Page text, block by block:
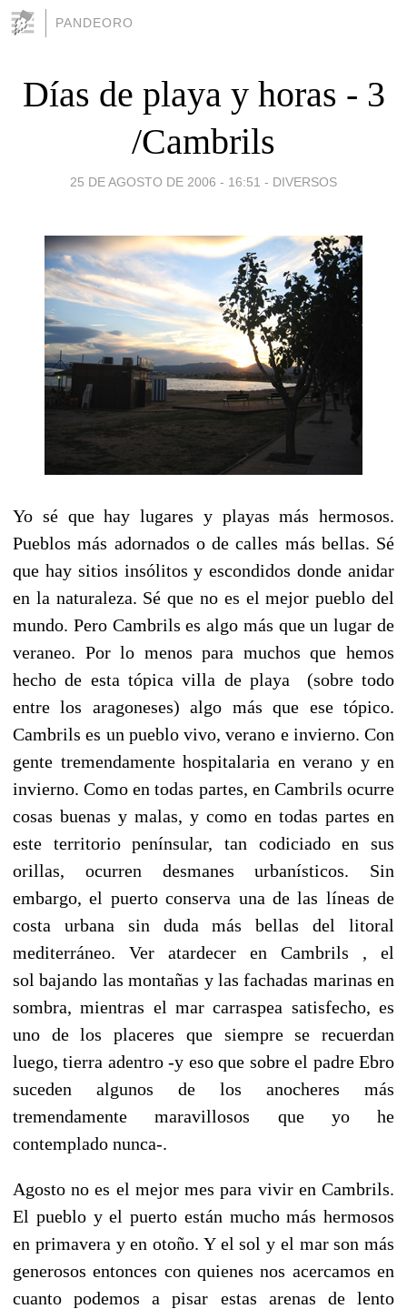
PANDEORO
Días de playa y horas - 3
/Cambrils
25 DE AGOSTO DE 2006 - 16:51 - DIVERSOS
Yo sé que hay lugares y playas más hermosos.
Pueblos más adornados o de calles más bellas. Sé
que hay sitios insólitos y escondidos donde anidar
en la naturaleza. Sé que no es el mejor pueblo del
mundo. Pero Cambrils es algo más que un lugar de
veraneo. Por lo menos para muchos que hemos
hecho de esta tópica villa de playa (sobre todo
entre los aragoneses) algo más que ese tópico.
Cambrils es un pueblo vivo, verano e invierno. Con
gente tremendamente hospitalaria en verano y en
invierno. Como en todas partes, en Cambrils ocurre
cosas buenas y malas, y como en todas partes en
este territorio penínsular, tan codiciado en sus
orillas, ocurren desmanes urbanísticos. Sin
embargo, el puerto conserva una de las líneas de
costa urbana sin duda más bellas del litoral
mediterráneo. Ver atardecer en Cambrils , el
sol bajando las montañas y las fachadas marinas en
sombra, mientras el mar carraspea satisfecho, es
uno de los placeres que siempre se recuerdan
luego, tierra adentro -y eso que sobre el padre Ebro
suceden algunos de los anocheres más
tremendamente maravillosos que yo he
contemplado nunca-.
Agosto no es el mejor mes para vivir en Cambrils.
El pueblo y el puerto están mucho más hermosos
en primavera y en otoño. Y el sol y el mar son más
generosos entonces con quienes nos acercamos en
cuanto podemos a pisar estas arenas de lento